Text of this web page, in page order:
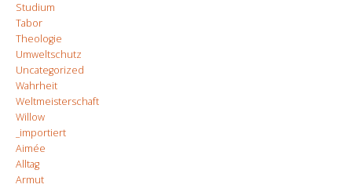
Studium
Tabor
Theologie
Umweltschutz
Uncategorized
Wahrheit
Weltmeisterschaft
Willow
_importiert
Aimée
Alltag
Armut